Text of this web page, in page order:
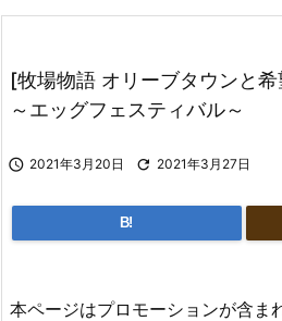
[牧場物語 オリーブタウンと
～エッグフェスティバル～
 2021年3月20日  2021年3月27日
B!
本ページはプロモーションが含ま